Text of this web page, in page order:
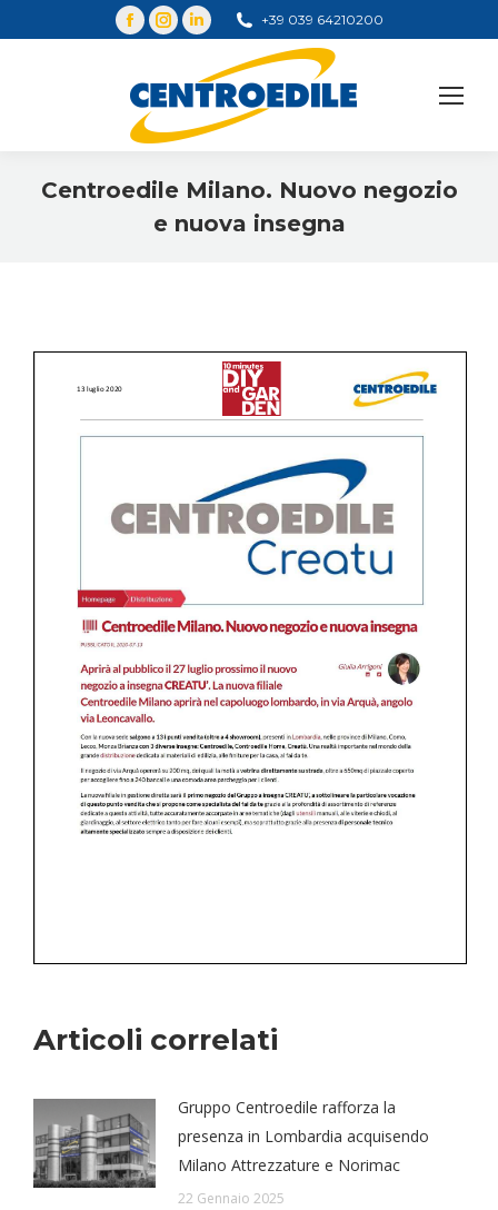
+39 039 64210200
Centroedile Milano. Nuovo negozio
e nuova insegna
Articoli correlati
Gruppo Centroedile rafforza la
presenza in Lombardia acquisendo
Milano Attrezzature e Norimac
22 Gennaio 2025